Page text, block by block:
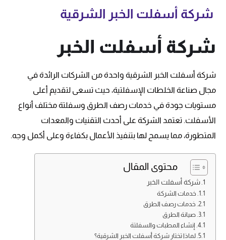
شركة أسفلت الخبر الشرقية
شركة أسفلت الخبر
شركة أسفلت الخبر الشرقية واحدة من الشركات الرائدة في
مجال صناعة الخلطات الإسفلتية، حيث تسعى لتقديم أعلى
مستويات جودة في خدمات رصف الطرق وسفلتة مختلف أنواع
الأسفلت. تعتمد الشركة على أحدث التقنيات والمعدات
المتطورة، مما يسمح لها بتنفيذ الأعمال بكفاءة وعلى أكمل وجه.
محتوى المقال
شركة أسفلت الخبر
خدمات الشركة
خدمات رصف الطرق
صيانة الطرق
إنشاء المطبات والسفلتة
لماذا تختار شركة أسفلت الخبر الشرقية؟